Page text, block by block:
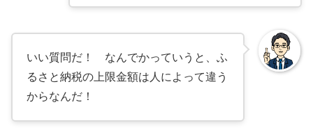
いい質問だ！ なんでかっていうと、ふ
るさと納税の上限金額は人によって違う
からなんだ！